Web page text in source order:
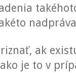
ak
je to v